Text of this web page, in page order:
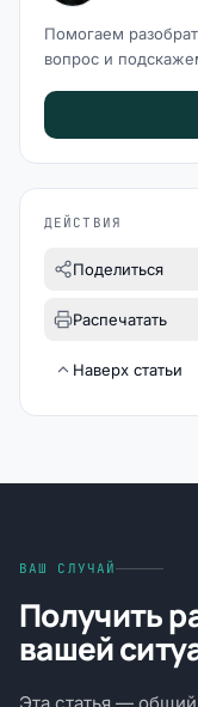
Помогаем
вопрос и
ДЕЙСТВИЯ
Поделиться
Распечатать
Наверх статьи
ВАШ СЛУЧАЙ
Получить
вашей